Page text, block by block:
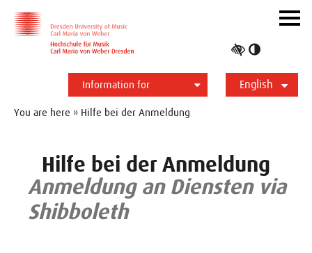
contrast
Information for
Students
Applicants
International
Press
Alumni
English
ein-/
You are here » Hilfe bei der Anmeldung
Hilfe bei der Anmeldung
Anmeldung an Diensten via
Shibboleth